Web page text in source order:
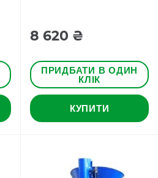
8 620 ₴
ПРИДБАТИ В ОДИН
КЛІК
КУПИТИ